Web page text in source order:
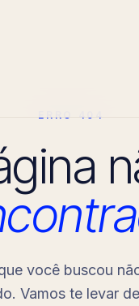
ERRO 404
você buscou
Vamos te levar